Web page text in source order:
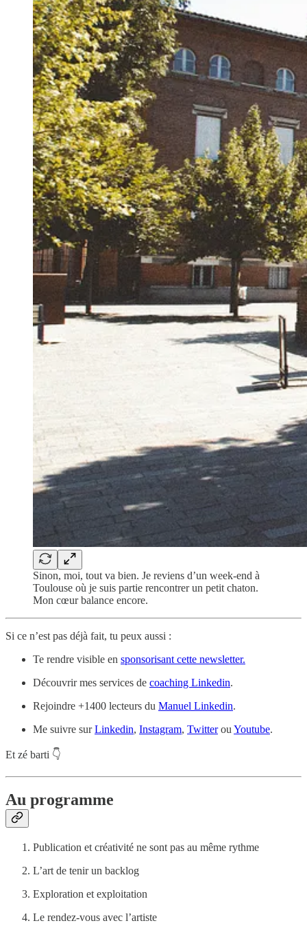
Sinon, moi, tout va bien. Je reviens d’un week-end à
Toulouse où je suis partie rencontrer un petit chaton.
Mon cœur balance encore.
Si ce n’est pas déjà fait, tu peux aussi :
Te rendre visible en sponsorisant cette newsletter.
Découvrir mes services de coaching Linkedin.
Rejoindre +1400 lecteurs du Manuel Linkedin.
Me suivre surLinkedin, Instagram, Twitterou Youtube.
Et zé barti 👇
Au programme
Publication et créativité ne sont pas au même rythme
L’art de tenir un backlog
Exploration et exploitation
Le rendez-vous avec l’artiste